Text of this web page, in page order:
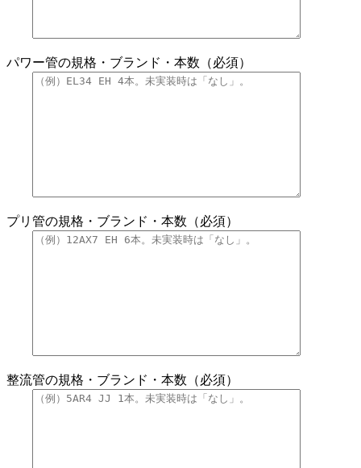
パワー管の規格・ブランド・本数（必須）
プリ管の規格・ブランド・本数（必須）
整流管の規格・ブランド・本数（必須）